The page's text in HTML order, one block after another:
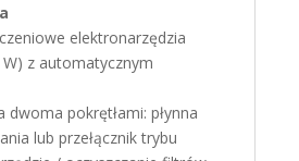
elektronarzędzia
z automatycznym
dwoma pokrętłami: płynna
lub przełącznik trybu